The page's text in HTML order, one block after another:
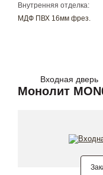
Внутренняя отделка:
МДФ ПВХ 16мм фрез.
Входная дверь
Монолит